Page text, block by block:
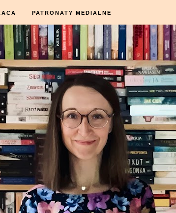
PATRONATY MEDIALNE